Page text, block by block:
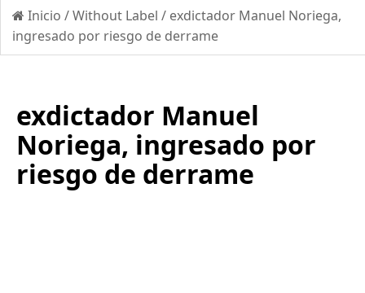
Inicio /Without Label / exdictador Manuel Noriega,
ingresado por riesgo de derrame
exdictador Manuel
Noriega, ingresado por
riesgo de derrame